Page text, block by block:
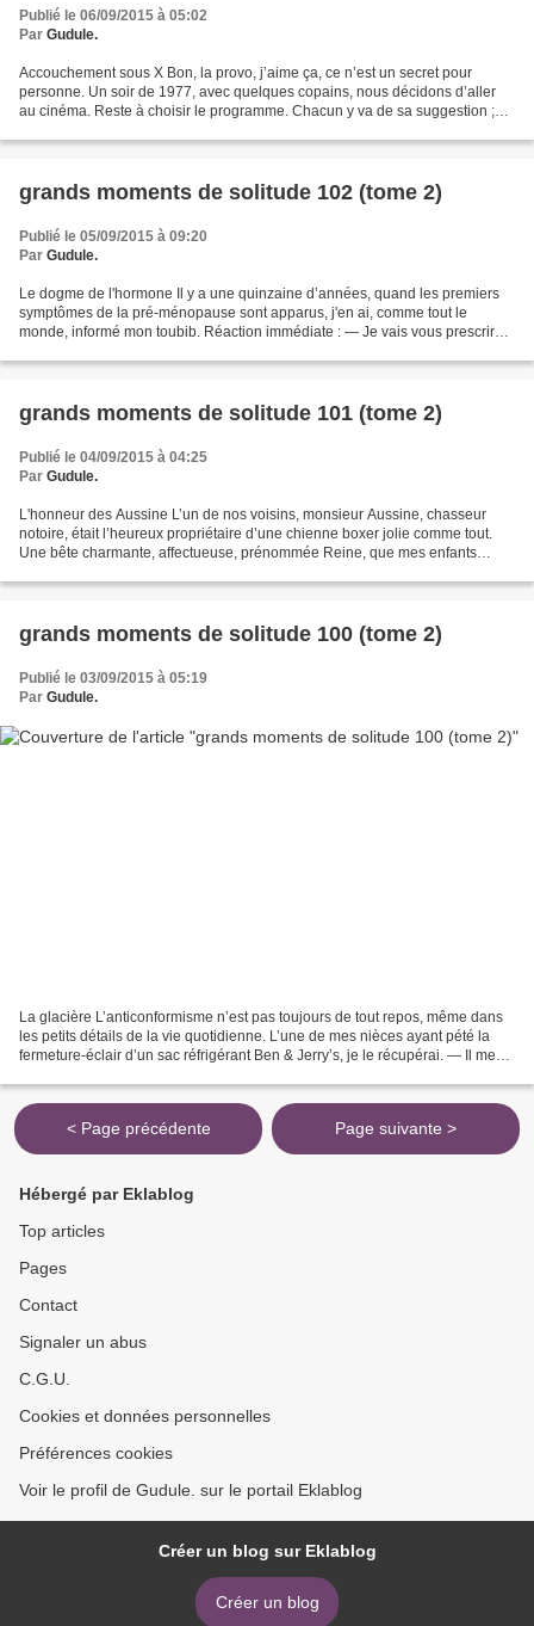
Publié le 06/09/2015 à 05:02
Par Gudule.
Accouchement sous X Bon, la provo, j’aime ça, ce n’est un secret pour
personne. Un soir de 1977, avec quelques copains, nous décidons d’aller
au cinéma. Reste à choisir le programme. Chacun y va de sa suggestion ;
grands moments de solitude 102 (tome 2)
Publié le 05/09/2015 à 09:20
Par Gudule.
Le dogme de l'hormone Il y a une quinzaine d’années, quand les premiers
symptômes de la pré-ménopause sont apparus, j'en ai, comme tout le
monde, informé mon toubib. Réaction immédiate : — Je vais vous prescrire
grands moments de solitude 101 (tome 2)
Publié le 04/09/2015 à 04:25
Par Gudule.
L'honneur des Aussine L’un de nos voisins, monsieur Aussine, chasseur
notoire, était l’heureux propriétaire d’une chienne boxer jolie comme tout.
Une bête charmante, affectueuse, prénommée Reine, que mes enfants
grands moments de solitude 100 (tome 2)
Publié le 03/09/2015 à 05:19
Par Gudule.
La glacière L’anticonformisme n’est pas toujours de tout repos, même dans
les petits détails de la vie quotidienne. L’une de mes nièces ayant pété la
fermeture-éclair d’un sac réfrigérant Ben & Jerry’s, je le récupérai. — Il me
< Page précédente Page suivante >
Hébergé par Eklablog
Top articles
Pages
Contact
Signaler un abus
C.G.U.
Cookies et données personnelles
Préférences cookies
Voir le profil de Gudule. sur le portail Eklablog
Créer un blog sur Eklablog
Créer un blog